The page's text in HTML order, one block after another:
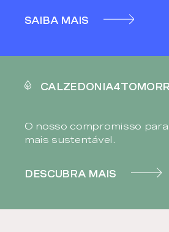
SAIBA MAIS
O nosso compromisso
mais sustentável.
DESCUBRA MAIS